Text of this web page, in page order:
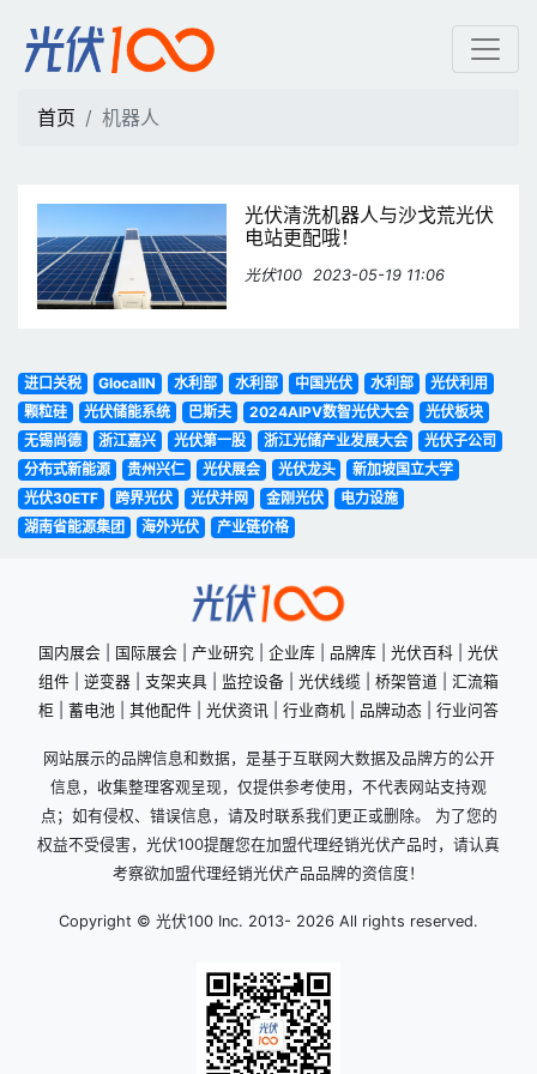
机器人 | 光伏100
首页 机器人
光伏清洗机器人与沙戈荒光伏
电站更配哦！
光伏100 2023-05-19 11:06
进口关税 GlocalIN 水利部 水利部 中国光伏 水利部
光伏利用
颗粒硅
光伏储能系统 巴斯夫 2024AIPV数智光伏大会
光伏板块
无锡尚德
浙江嘉兴 光伏第一股 浙江光储产业发展大会
光伏子公司
分布式新能源
贵州兴仁 光伏展会 光伏龙头
新加坡国立大学
光伏30ETF
跨界光伏 光伏并网 金刚光伏
电力设施
湖南省能源集团
海外光伏 产业链价格
国内展会 国际展会 产业研究 企业库 品牌库 光伏百科
光伏
组件
逆变器 支架夹具 监控设备 光伏线缆 桥架管道
汇流箱
柜
蓄电池 其他配件 光伏资讯 行业商机 品牌动态 行业问答
网站展示的品牌信息和数据，是基于互联网大数据及品牌方的公开
信息，收集整理客观呈现，仅提供参考使用，不代表网站支持观
点；如有侵权、错误信息，请及时联系我们更正或删除。 为了您的
权益不受侵害，光伏100提醒您在加盟代理经销光伏产品时，请认真
考察欲加盟代理经销光伏产品品牌的资信度！
Copyright © 光伏100 Inc. 2013- 2026 All rights reserved.